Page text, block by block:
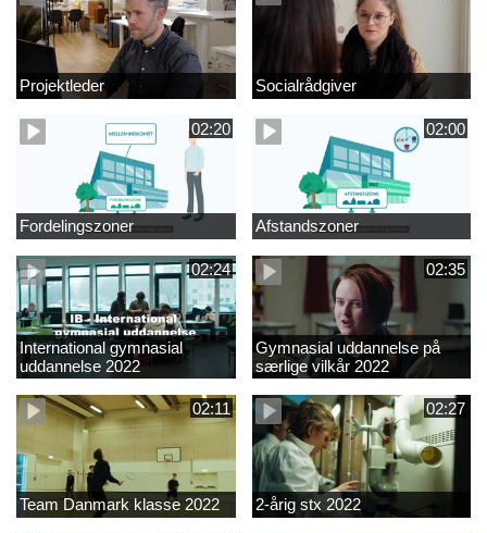
Projektleder Socialrådgiver
02:20
Fordelingszoner
02:00
Afstandszoner
02:24
International gymnasial
uddannelse 2022
02:35
Gymnasial uddannelse på
særlige vilkår 2022
02:11
Team Danmark klasse 2022
02:27
2-årig stx 2022